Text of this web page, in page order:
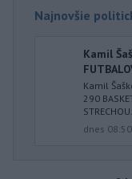
Najnovšie
Kamil
Kamil
290
dnes 08:50